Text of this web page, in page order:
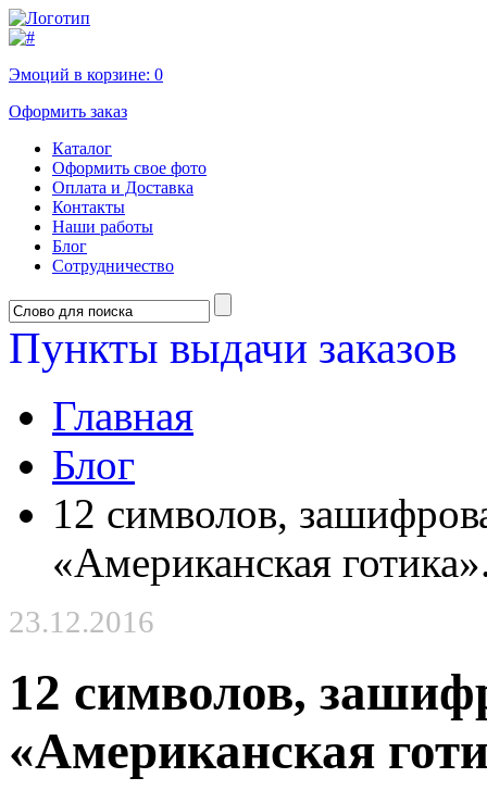
Эмоций в корзине: 0
Оформить заказ
Каталог
Оформить свое фото
Оплата и Доставка
Контакты
Наши работы
Блог
Сотрудничество
Пункты выдачи заказов
Главная
Блог
12 символов,
«Американская
23.12.2016
12 символов,
«Американская